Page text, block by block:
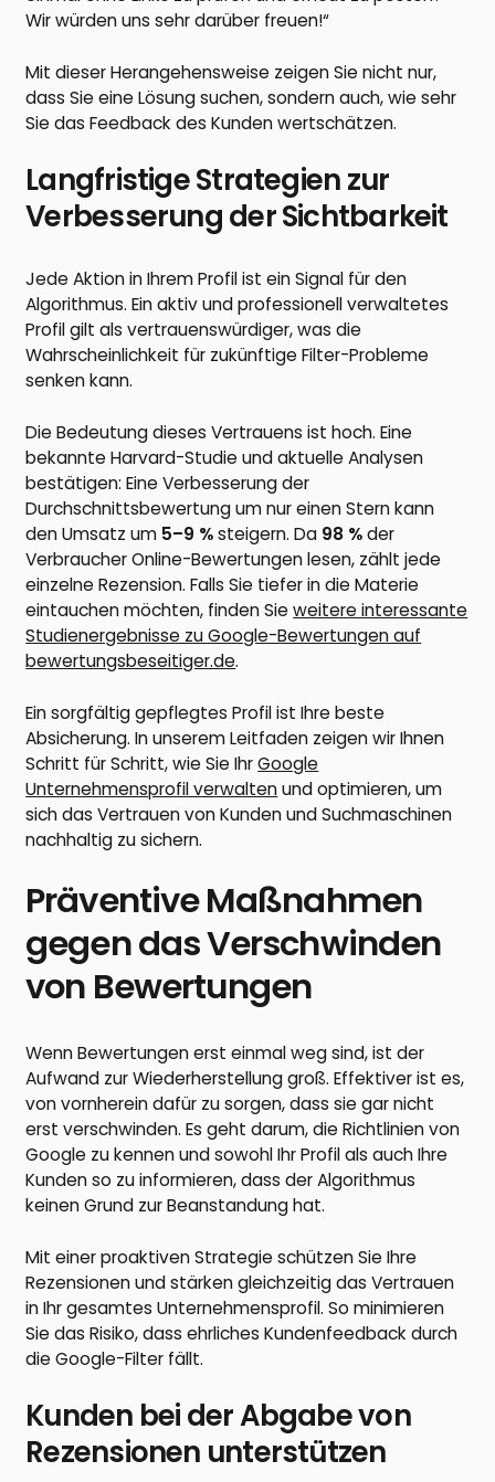
Wir würden uns sehr darüber freuen!“
Mit dieser Herangehensweise zeigen Sie nicht nur,
dass Sie eine Lösung suchen, sondern auch, wie sehr
Sie das Feedback des Kunden wertschätzen.
Langfristige Strategien zur
Verbesserung der Sichtbarkeit
Jede Aktion in Ihrem Profil ist ein Signal für den
Algorithmus. Ein aktiv und professionell verwaltetes
Profil gilt als vertrauenswürdiger, was die
Wahrscheinlichkeit für zukünftige Filter-Probleme
senken kann.
Die Bedeutung dieses Vertrauens ist hoch. Eine
bekannte Harvard-Studie und aktuelle Analysen
bestätigen: Eine Verbesserung der
Durchschnittsbewertung um nur einen Stern kann
den Umsatz um 5–9 %steigern. Da 98 %der
Verbraucher Online-Bewertungen lesen, zählt jede
einzelne Rezension. Falls Sie tiefer in die Materie
eintauchen möchten, finden Sieweitere interessante
Studienergebnisse zu Google-Bewertungen auf
bewertungsbeseitiger.de.
Ein sorgfältig gepflegtes Profil ist Ihre beste
Absicherung. In unserem Leitfaden zeigen wir Ihnen
Schritt für Schritt, wie Sie IhrGoogle
Unternehmensprofil verwaltenund optimieren, um
sich das Vertrauen von Kunden und Suchmaschinen
nachhaltig zu sichern.
Präventive Maßnahmen
gegen das Verschwinden
von Bewertungen
Wenn Bewertungen erst einmal weg sind, ist der
Aufwand zur Wiederherstellung groß. Effektiver ist es,
von vornherein dafür zu sorgen, dass sie gar nicht
erst verschwinden. Es geht darum, die Richtlinien von
Google zu kennen und sowohl Ihr Profil als auch Ihre
Kunden so zu informieren, dass der Algorithmus
keinen Grund zur Beanstandung hat.
Mit einer proaktiven Strategie schützen Sie Ihre
Rezensionen und stärken gleichzeitig das Vertrauen
in Ihr gesamtes Unternehmensprofil. So minimieren
Sie das Risiko, dass ehrliches Kundenfeedback durch
die Google-Filter fällt.
Kunden bei der Abgabe von
Rezensionen unterstützen